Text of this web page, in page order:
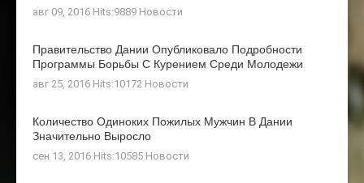
авг 09, 2016 Hits:9889 Новости
Правительство Дании Опубликовало Подробности
Программы Борьбы С Курением Среди Молодежи
авг 25, 2016 Hits:10172 Новости
Количество Одиноких Пожилых Мужчин В Дании
Значительно Выросло
сен 13, 2016 Hits:10585 Новости